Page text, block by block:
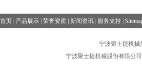
首页 产品展示 荣誉资质 新闻资讯 服务支持
宁波聚士捷机械
宁波聚士捷机械股份有限公